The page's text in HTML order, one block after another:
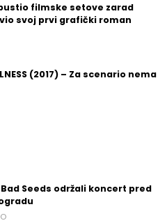
filmske setove zarad
svoj prvi grafički roman
(2017) – Za scenario nema
Bad Seeds održali koncert pred